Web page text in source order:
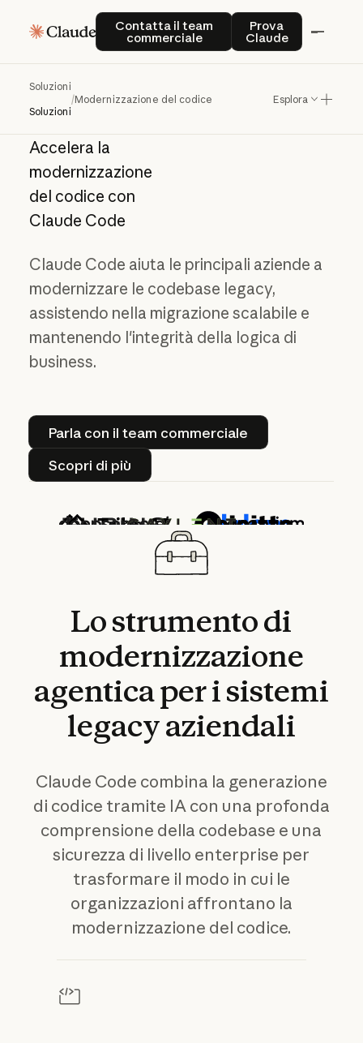
Contatta il team
commerciale
Contatta il team commerciale
Prova
Claude
Prova Claude
Soluzioni
Soluzioni
/Modernizzazione del codice Esplora
Accelera la
modernizzazione
del codice con
Claude Code
Claude Code aiuta le principali aziende a
modernizzare le codebase legacy,
assistendo nella migrazione scalabile e
mantenendo l'integrità della logica di
business.
Parla con il team commerciale
Parla con il team commerciale
Scopri di più
Scopri di più
Lostrumentodi
modernizzazione
agenticaperisistemi
legacyaziendali
Claude Code combina la generazione
di codice tramite IA con una profonda
comprensione della codebase e una
sicurezza di livello enterprise per
trasformare il modo in cui le
organizzazioni affrontano la
modernizzazione del codice.